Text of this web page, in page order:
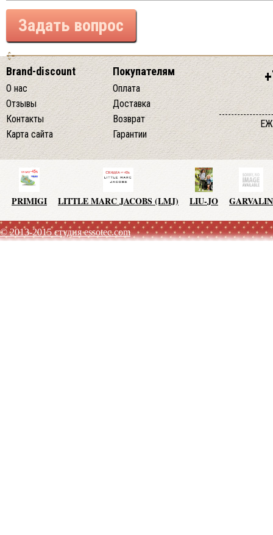
Задать вопрос
Brand-discount
О нас
Отзывы
Контакты
Карта сайта
Покупателям
Оплата
Доставка
Возврат
Гарантии
PRIMIGI LITTLE MARC JACOBS (LMJ) LIU-JO GARVALIN
© 2013-2015 студия essotec.com